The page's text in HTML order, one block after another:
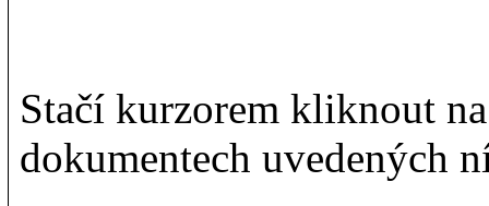
Stačí kurzorem kliknout
dokumentech uvedených